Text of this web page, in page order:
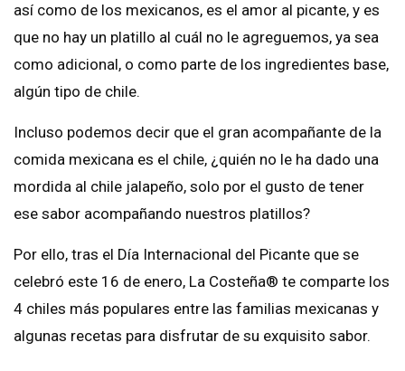
así como de los mexicanos, es el amor al picante, y es
que no hay un platillo al cuál no le agreguemos, ya sea
como adicional, o como parte de los ingredientes base,
algún tipo de chile.
Incluso podemos decir que el gran acompañante de la
comida mexicana es el chile, ¿quién no le ha dado una
mordida al chile jalapeño, solo por el gusto de tener
ese sabor acompañando nuestros platillos?
Por ello, tras el Día Internacional del Picante que se
celebró este 16 de enero, La Costeña® te comparte los
4 chiles más populares entre las familias mexicanas y
algunas recetas para disfrutar de su exquisito sabor.